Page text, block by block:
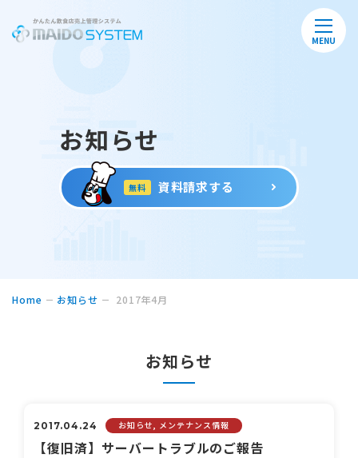
MENU
お知らせ
無料 資料請求する
Home お知らせ 2017年4月
お知らせ
2017.04.24 お知らせ, メンテナンス情報
【復旧済】サーバートラブルのご報告